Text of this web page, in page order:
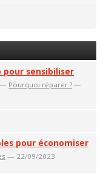
pour sensibiliser
— Pourquoi réparer ? —
pour économiser
— 22/09/2023